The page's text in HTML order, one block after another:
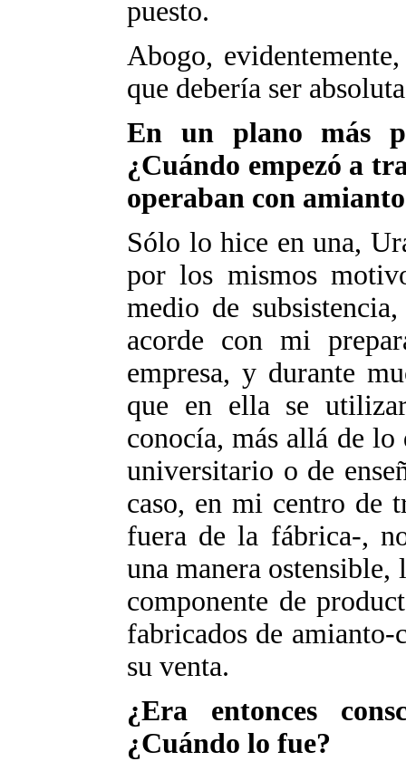
puesto.
Abogo,
que debería ser
En un plano más
¿Cuándo empezó a
operaban con
Sólo lo hice en una,
por los mismos
medio de
acorde con mi
empresa, y durante
que en ella se
conocía, más allá de
universitario o de
caso, en mi centro de
fuera de la fábrica-,
una manera
componente de
fabricados de amianto-
su venta.
¿Era entonces
¿Cuándo lo fue?